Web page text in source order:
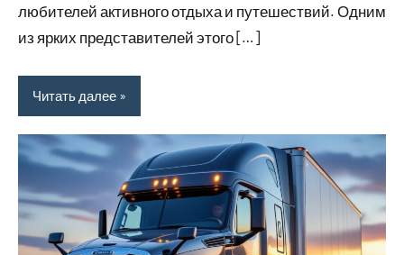
любителей активного отдыха и путешествий. Одним
из ярких представителей этого […]
Читать далее